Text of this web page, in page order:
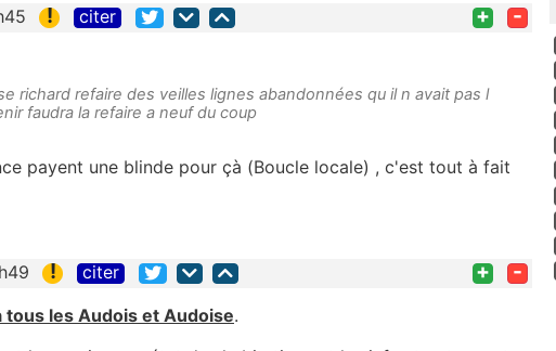
! citer + -
richard refaire des veilles lignes abandonnées qu il n avait pas l
faudra la refaire a neuf du coup
payent une blinde pour çà (Boucle locale) , c'est tout à fait
! citer + -
tous les Audois et Audoise.